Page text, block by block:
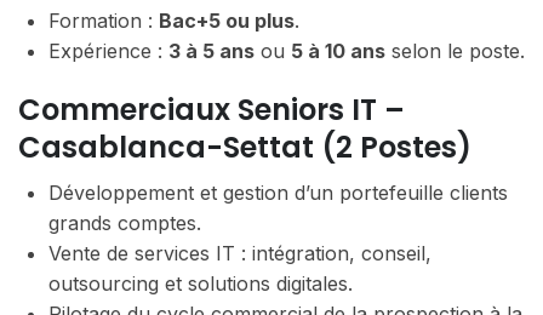
Formation : Bac+5 ou plus.
Expérience : 3 à 5 ans ou 5 à 10 ans selon le poste.
Commerciaux Seniors IT –
Casablanca-Settat (2 Postes)
Développement et gestion d’un portefeuille clients
grands comptes.
Vente de services IT : intégration, conseil,
outsourcing et solutions digitales.